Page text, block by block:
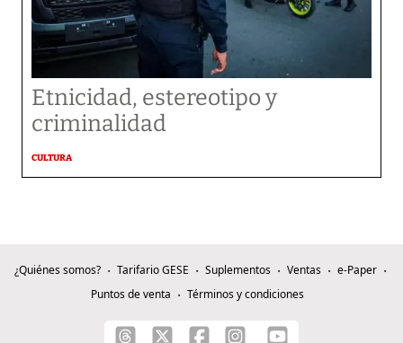
Etnicidad, estereotipo y
criminalidad
CULTURA
¿Quiénes somos? Tarifario GESE Suplementos Ventas
e-Paper
Puntos de venta
Términos y condiciones